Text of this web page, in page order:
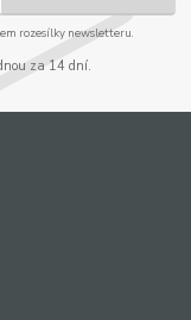
rozesílky newsletteru.
za 14 dní.